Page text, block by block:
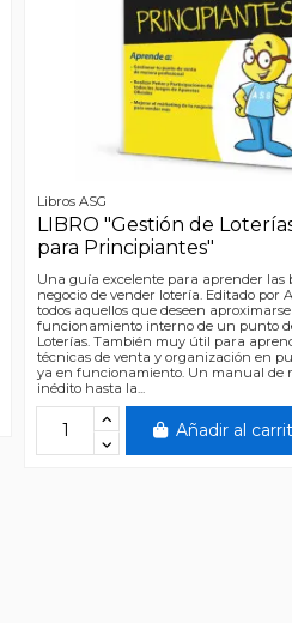
Libros ASG
LIBRO "Gestión de
para Principiantes"
Una guía excelente para aprender las
negocio de vender lotería. Editado por
todos aquellos que deseen
funcionamiento interno de un punto
Loterías. También muy útil para
técnicas de venta y organización en
ya en funcionamiento. Un manual de
inédito hasta la...
Añadir al